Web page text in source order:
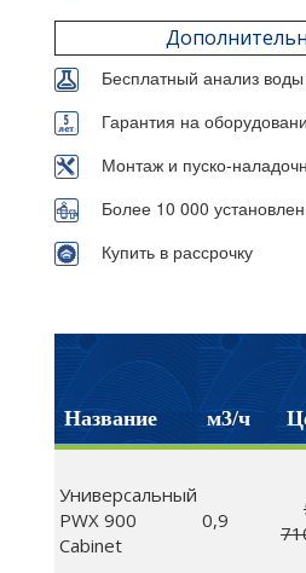
Бесплатный анализ воды
Гарантия на
Монтаж и пуско-
Более 10 000
Купить в рассрочку
Название м3/ч
Универсальный
PWX 900
Cabinet
0,9